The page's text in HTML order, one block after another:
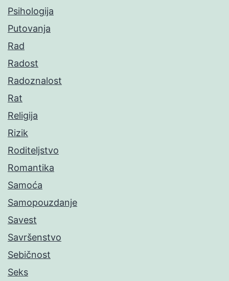
Psihologija
Putovanja
Rad
Radost
Radoznalost
Rat
Religija
Rizik
Roditeljstvo
Romantika
Samoća
Samopouzdanje
Savest
Savršenstvo
Sebičnost
Seks